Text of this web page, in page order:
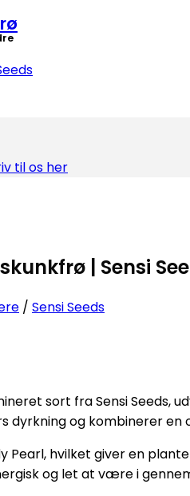
til os her
| Sensi
/ Sensi Seeds
sort fra Sensi
dyrkning og kombinerer
Pearl, hvilket giver en
og let at være i